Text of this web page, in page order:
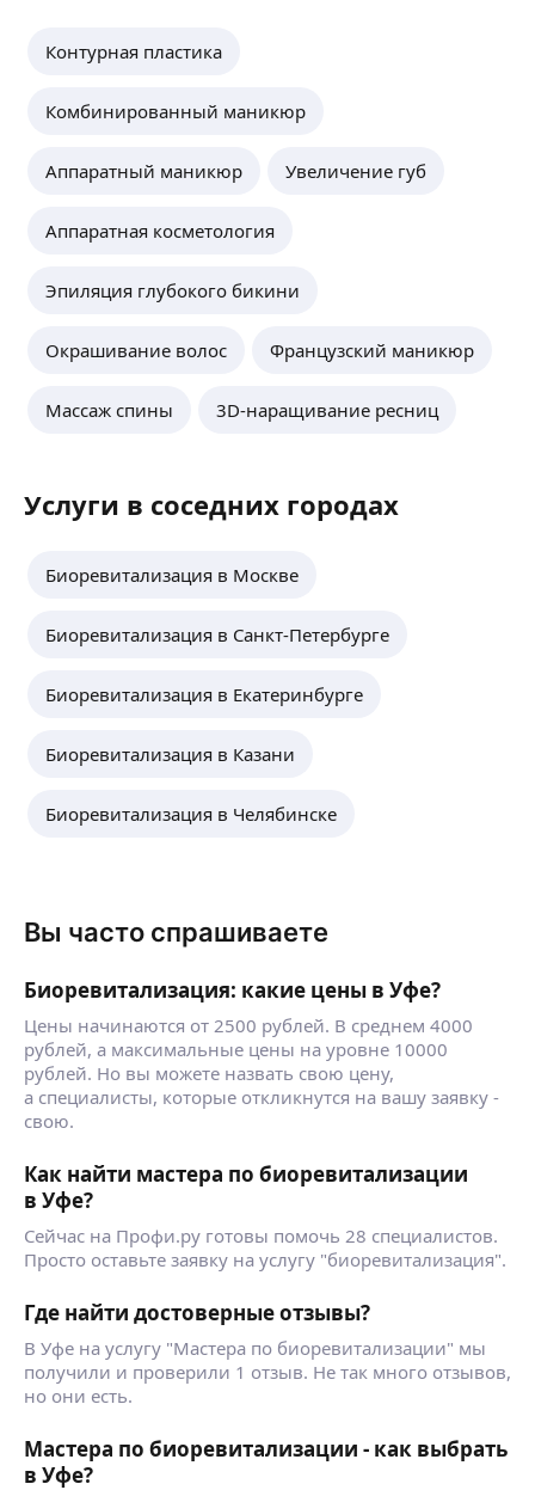
Контурная пластика
Комбинированный маникюр
Аппаратный маникюр Увеличение губ
Аппаратная косметология
Эпиляция глубокого бикини
Окрашивание волос Французский маникюр
Массаж спины 3D-наращивание ресниц
Услуги в соседних городах
Биоревитализация в Москве
Биоревитализация в Санкт-Петербурге
Биоревитализация в Екатеринбурге
Биоревитализация в Казани
Биоревитализация в Челябинске
Вы часто спрашиваете
Биоревитализация: какие цены в Уфе?
Цены начинаются от 2500 рублей. В среднем 4000
рублей, а максимальные цены на уровне 10000
рублей. Но вы можете назвать свою цену,
а специалисты, которые откликнутся на вашу заявку -
свою.
Как найти мастера по биоревитализации
в Уфе?
Сейчас на Профи.ру готовы помочь 28 специалистов.
Просто оставьте заявку на услугу "биоревитализация".
Где найти достоверные отзывы?
В Уфе на услугу "Мастера по биоревитализации" мы
получили и проверили 1 отзыв. Не так много отзывов,
но они есть.
Мастера по биоревитализации - как выбрать
в Уфе?